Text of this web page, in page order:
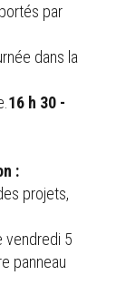
par
dans la
16 h 30 -
:
projets,
vendredi 5
panneau